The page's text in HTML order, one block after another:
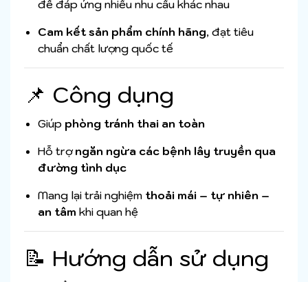
để đáp ứng nhiều nhu cầu khác nhau
Cam kết sản phẩm chính hãng, đạt tiêu
chuẩn chất lượng quốc tế
📌 Công dụng
Giúp phòng tránh thai an toàn
Hỗ trợngăn ngừa các bệnh lây truyền qua
đường tình dục
Mang lại trải nghiệm thoải mái – tự nhiên –
an tâm khi quan hệ
📝 Hướng dẫn sử dụng